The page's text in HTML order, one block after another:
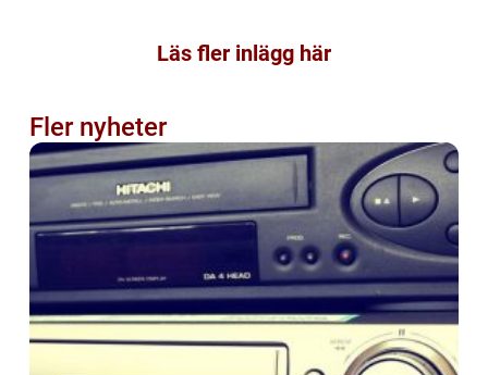
Läs fler inlägg här
Fler nyheter